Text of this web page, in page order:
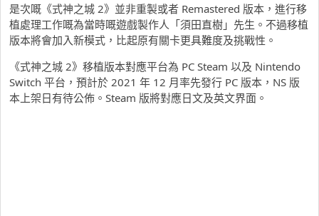
是次嘅《式神之城 2》並非重製或者 Remastered 版本，進行移
植處理工作嘅為當時嘅遊戲製作人「須田直樹」先生。不過移植
版本將會加入新模式，比起原有關卡更具難度及挑戰性。
《式神之城 2》移植版本對應平台為 PC Steam 以及 Nintendo
Switch 平台，預計於 2021 年 12 月率先發行 PC 版本，NS 版
本上架日有待公佈。Steam 版將對應日文及英文界面。